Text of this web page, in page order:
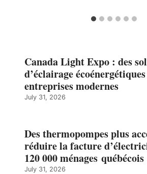
Canada Light Expo : des
d’éclairage
entreprises modernes
July 31, 2026
Des thermopompes plus
réduire la facture
120 000 ménages québécois
July 31, 2026